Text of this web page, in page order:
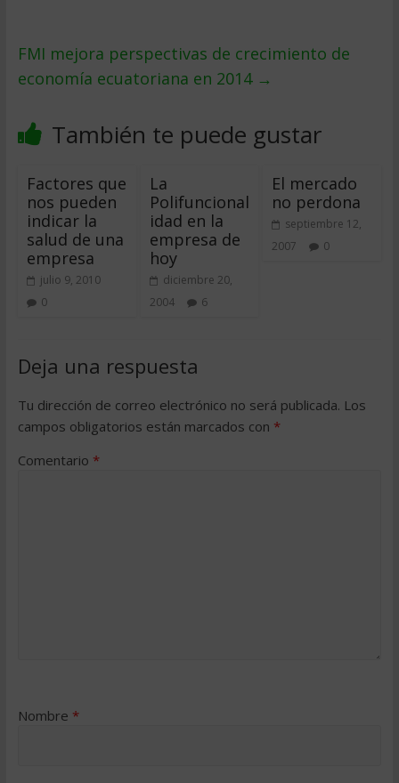
FMI mejora perspectivas de crecimiento de
economía ecuatoriana en 2014 →
También te puede gustar
Factores que
nos pueden
indicar la
salud de una
empresa
julio 9, 2010
0
La
Polifuncional
idad en la
empresa de
hoy
diciembre 20,
2004
6
El mercado
no perdona
septiembre 12,
2007
0
Deja una respuesta
Tu dirección de correo electrónico no será publicada. Los
campos obligatorios están marcados con *
Comentario *
Nombre *